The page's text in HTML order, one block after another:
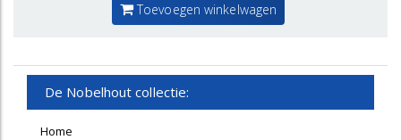
Toevoegen winkelwagen
De Nobelhout collectie:
Home